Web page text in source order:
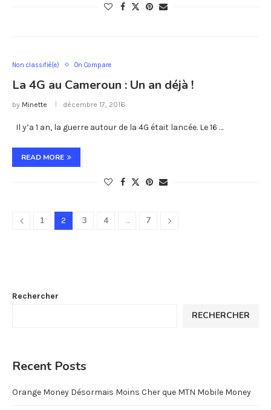
Non classifié(e) On Compare
La 4G au Cameroun : Un an déjà !
by Minette décembre 17, 2016
Il y’a 1 an, la guerre autour de la 4G était lancée. Le 16 …
READ MORE
1 2 3 4 … 7
Rechercher
RECHERCHER
Recent Posts
Orange Money Désormais Moins Cher que MTN Mobile Money